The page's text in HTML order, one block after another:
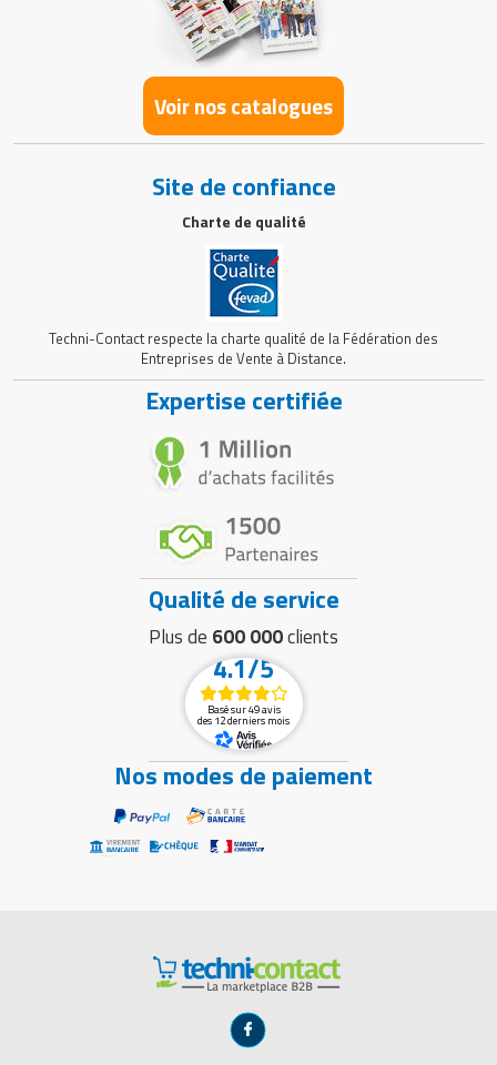
Voir nos catalogues
Site de confiance
Charte de qualité
Techni-Contact respecte la charte qualité de la Fédération des
Entreprises de Vente à Distance.
Expertise certifiée
Qualité de service
Plus de 600 000clients
4.1/5
Basé sur 49 avis
des 12 derniers mois
Nos modes de paiement